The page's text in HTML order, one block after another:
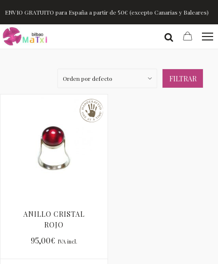
ENVIO GRATUITO para España a partir de 50€ (excepto Canarias y Baleares)
FILTRAR
ANILLO CRISTAL
ROJO
95,00€ IVA incl.